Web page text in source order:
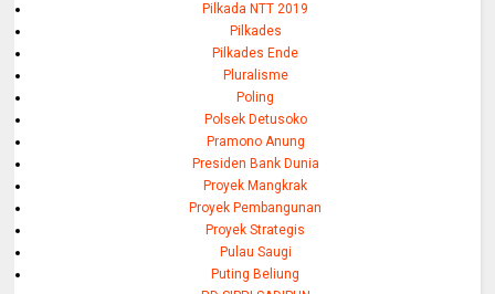
Pilkada NTT 2019
Pilkades
Pilkades Ende
Pluralisme
Poling
Polsek Detusoko
Pramono Anung
Presiden Bank Dunia
Proyek Mangkrak
Proyek Pembangunan
Proyek Strategis
Pulau Saugi
Puting Beliung